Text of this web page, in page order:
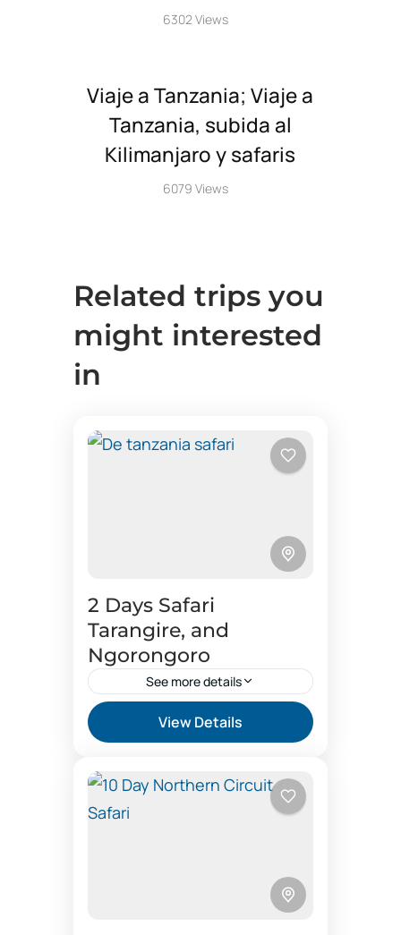
6302 Views
Viaje a Tanzania; Viaje a
Tanzania, subida al
Kilimanjaro y safaris
6079 Views
Related trips you
might interested
in
2 Days Safari
Tarangire, and
Ngorongoro
See more details
2 days safari booking
Arusha safari 2 days
Joining group safari 2 days
View Details